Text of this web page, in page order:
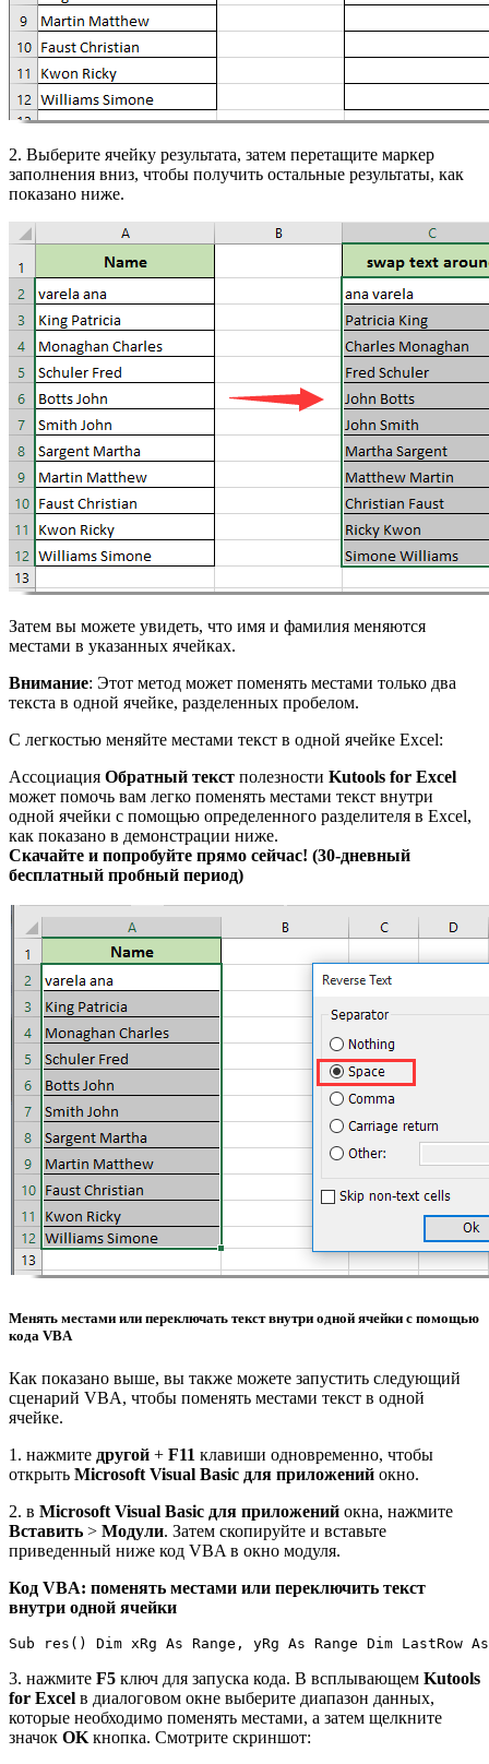
2. Выберите ячейку результата, затем перетащите маркер
заполнения вниз, чтобы получить остальные результаты, как
показано ниже.
Затем вы можете увидеть, что имя и фамилия меняются
местами в указанных ячейках.
Внимание: Этот метод может поменять местами только два
текста в одной ячейке, разделенных пробелом.
С легкостью меняйте местами текст в одной ячейке Excel:
Ассоциация Обратный текст полезности Kutools for Excel
может помочь вам легко поменять местами текст внутри
одной ячейки с помощью определенного разделителя в Excel,
как показано в демонстрации ниже.
Скачайте и попробуйте прямо сейчас! (30-дневный
бесплатный пробный период)
Менять местами или переключать текст внутри одной ячейки с помощью
кода VBA
Как показано выше, вы также можете запустить следующий
сценарий VBA, чтобы поменять местами текст в одной
ячейке.
1. нажмите другой + F11 клавиши одновременно, чтобы
открыть Microsoft Visual Basic для приложений окно.
2. в Microsoft Visual Basic для приложений окна, нажмите
Вставить > Модули. Затем скопируйте и вставьте
приведенный ниже код VBA в окно модуля.
Код VBA: поменять местами или переключить текст
внутри одной ячейки
Sub res() Dim xRg As Range, yRg As Range Dim
3. нажмите F5 ключ для запуска кода. В всплывающем Kutools
for Excel в диалоговом окне выберите диапазон данных,
которые необходимо поменять местами, а затем щелкните
значок OK кнопка. Смотрите скриншот: